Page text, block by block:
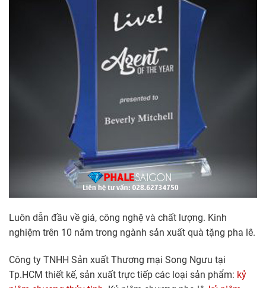
Luôn dẫn đầu về giá, công nghệ và chất lượng. Kinh
nghiệm trên 10 năm trong ngành sản xuất quà tặng pha lê.
Công ty TNHH Sản xuất Thương mại Song Ngưu tại
Tp.HCM thiết kế, sản xuất trực tiếp các loại sản phẩm: kỷ